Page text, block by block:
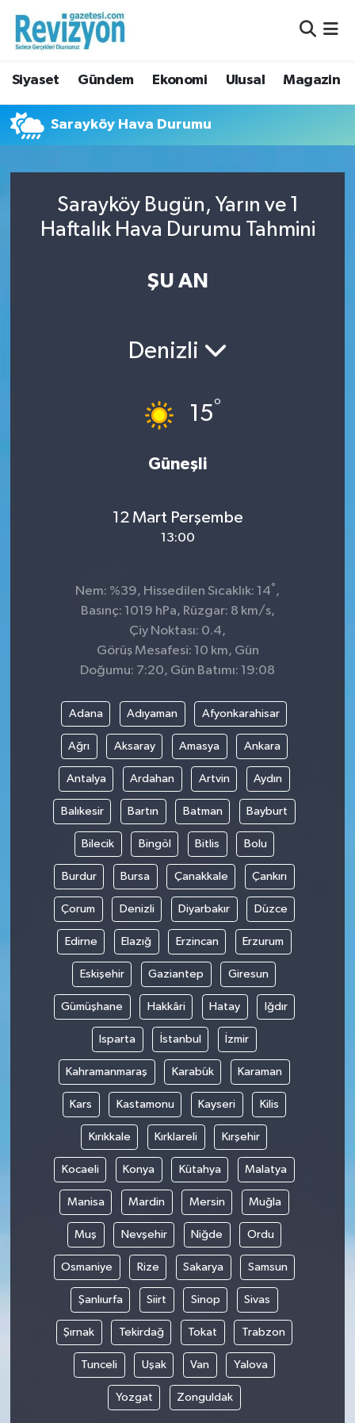
Siyaset Gündem Ekonomi Ulusal Magazin
Sarayköy Hava Durumu
Sarayköy Bugün, Yarın ve 1
Haftalık Hava Durumu Tahmini
ŞU AN
Denizli
15°
Güneşli
12 Mart Perşembe
13:00
Nem: %39, Hissedilen Sıcaklık: 14° ,
Basınç: 1019 hPa, Rüzgar: 8 km/s,
Çiy Noktası: 0.4,
Görüş Mesafesi: 10 km, Gün
Doğumu: 7:20, Gün Batımı: 19:08
Adana Adıyaman Afyonkarahisar
Ağrı Aksaray Amasya Ankara
Antalya Ardahan Artvin Aydın
Balıkesir Bartın Batman Bayburt
Bilecik Bingöl Bitlis Bolu
Burdur Bursa Çanakkale Çankırı
Çorum Denizli Diyarbakır Düzce
Edirne Elazığ Erzincan Erzurum
Eskişehir Gaziantep Giresun
Gümüşhane Hakkâri Hatay Iğdır
Isparta İstanbul İzmir
Kahramanmaraş Karabük Karaman
Kars Kastamonu Kayseri Kilis
Kırıkkale Kırklareli Kırşehir
Kocaeli Konya Kütahya Malatya
Manisa Mardin Mersin Muğla
Muş Nevşehir Niğde Ordu
Osmaniye Rize Sakarya Samsun
Şanlıurfa Siirt Sinop Sivas
Şırnak Tekirdağ Tokat Trabzon
Tunceli Uşak Van Yalova
Yozgat Zonguldak
Süper Lig Puan Durumu ve Fikstür